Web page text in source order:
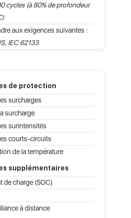
cycles (à 80% de profondeur
aux exigences suivantes :
IEC 62133
de protection
surcharges
surcharge
surintensités
courts-circuits
de la température
supplémentaires
de charge (SOC)
à distance